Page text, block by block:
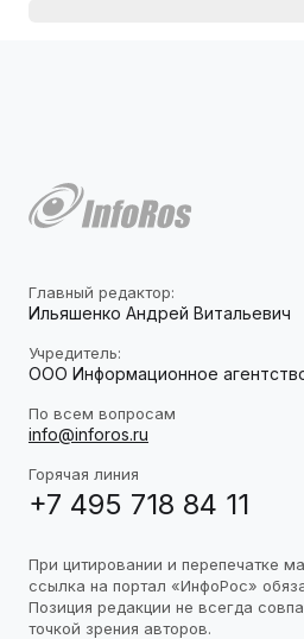
Главный редактор:
Ильяшенко Андрей Витальевич
Учредитель:
ООО Информационное
По всем вопросам
info@inforos.ru
Горячая линия
+7 495 718 84 11
При цитировании и перепечатке
ссылка на портал «ИнфоРос»
Позиция редакции не всегда
точкой зрения авторов.